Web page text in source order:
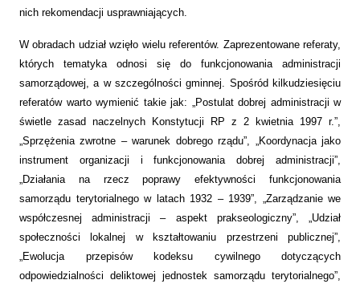
nich rekomendacji usprawniających.
W obradach udział wzięło wielu referentów. Zaprezentowane referaty,
których tematyka odnosi się do funkcjonowania administracji
samorządowej, a w szczególności gminnej. Spośród kilkudziesięciu
referatów warto wymienić takie jak: „Postulat dobrej administracji w
świetle zasad naczelnych Konstytucji RP z 2 kwietnia 1997 r.”,
„Sprzężenia zwrotne – warunek dobrego rządu”, „Koordynacja jako
instrument organizacji i funkcjonowania dobrej administracji”,
„Działania na rzecz poprawy efektywności funkcjonowania
samorządu terytorialnego w latach 1932 – 1939”, „Zarządzanie we
współczesnej administracji – aspekt prakseologiczny”, „Udział
społeczności lokalnej w kształtowaniu przestrzeni publicznej”,
„Ewolucja przepisów kodeksu cywilnego dotyczących
odpowiedzialności deliktowej jednostek samorządu terytorialnego”,